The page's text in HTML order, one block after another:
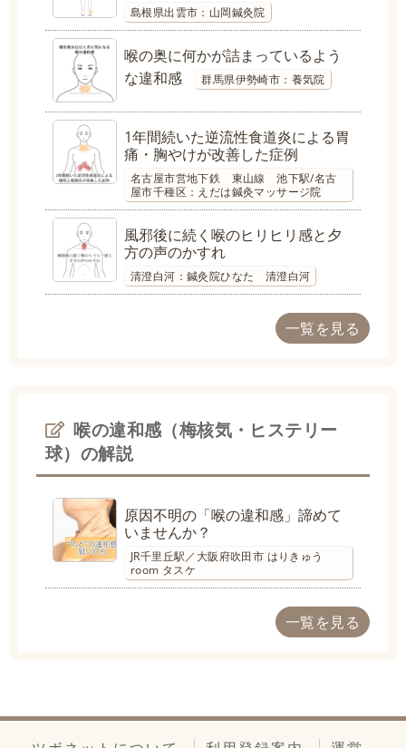
島根県出雲市：山岡鍼灸院
喉の奥に何かが詰まっているよう
な違和感
群馬県伊勢崎市：養気院
1年間続いた逆流性食道炎による胃
痛・胸やけが改善した症例
名古屋市営地下鉄 東山線 池下駅/名古
屋市千種区：えだは鍼灸マッサージ院
風邪後に続く喉のヒリヒリ感と夕
方の声のかすれ
清澄白河：鍼灸院ひなた 清澄白河
一覧を見る
喉の違和感（梅核気・ヒステリー
球）の解説
原因不明の「喉の違和感」諦めて
いませんか？
JR千里丘駅／大阪府吹田市 はりきゅう
room タスケ
一覧を見る